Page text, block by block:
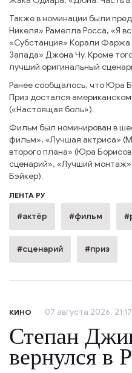
Также в номинации были
Никеля» Рамелла Росса, «Я
«Субстанция» Корали Фаржа
Запада» Джона Чу. Кроме
лучший оригинальный
Ранее сообщалось, что Юра
Приз достался
(«Настоящая боль»).
Фильм был номинирован в
фильм», «Лучшая актриса»
второго плана» (Юра
сценарий», «Лучший
Бэйкер).
ЛЕНТА РУ
#актёр #фильм
#сценарий #приз
КИНО 07 августа 2026, 21:17
Степан
вернулся в